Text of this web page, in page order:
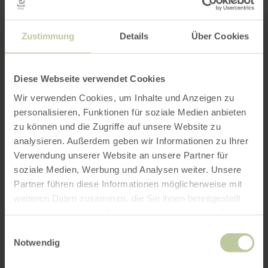
Zustimmung Details Über Cookies
Diese Webseite verwendet Cookies
Wir verwenden Cookies, um Inhalte und Anzeigen zu
personalisieren, Funktionen für soziale Medien anbieten
zu können und die Zugriffe auf unsere Website zu
analysieren. Außerdem geben wir Informationen zu Ihrer
Verwendung unserer Website an unsere Partner für
soziale Medien, Werbung und Analysen weiter. Unsere
Partner führen diese Informationen möglicherweise mit
weiteren Daten zusammen, die Sie ihnen bereitgestellt
Notwendig
Buchennaturwälder und den Lebensraum der
Spechte. Sie ist für Kinder und geländegängige
Die Wanderung mittlerer Schwierigkeit im
Nationalpark Eifel führt von der Abtei
Mariawald hinein in die Buchennaturwälder und
den Lebensraum der Spechte. Sie ist für Kinder
und geländegängige Kinderwagen geeignet.
Schwerhörige Gäste können einen mobilen
Anmeldung für die kostenfreien Touren nicht